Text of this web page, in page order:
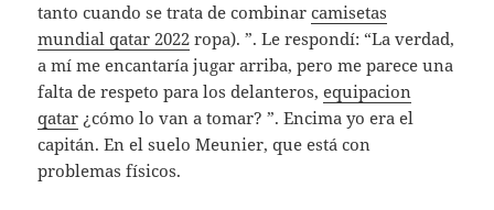
tanto cuando se trata de combinarcamisetas
mundial qatar 2022 ropa). ”. Le respondí: “La verdad,
a mí me encantaría jugar arriba, pero me parece una
falta de respeto para los delanteros,equipacion
qatar ¿cómo lo van a tomar? ”. Encima yo era el
capitán. En el suelo Meunier, que está con
problemas físicos.